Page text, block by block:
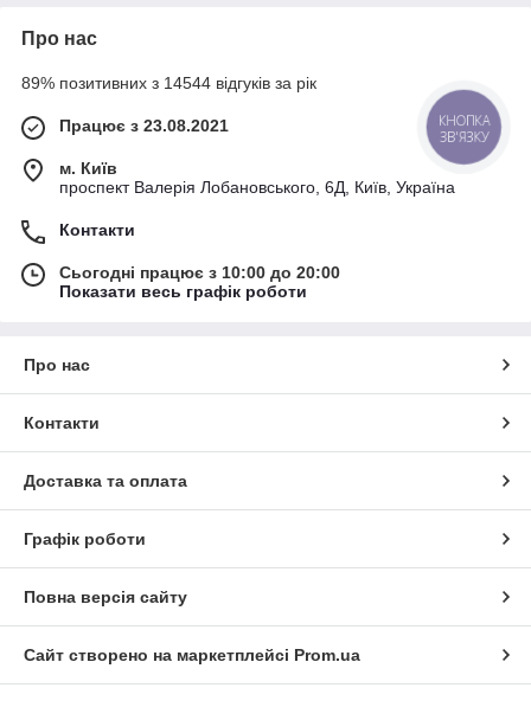
Про нас
89% позитивних з 14544 відгуків за рік
Працює з 23.08.2021
м. Київ
проспект Валерія Лобановського, 6Д, Київ, Україна
Контакти
Сьогодні працює з 10:00 до 20:00
Показати весь графік роботи
Про нас
Контакти
Доставка та оплата
Графік роботи
Повна версія сайту
Сайт створено на маркетплейсі Prom.ua
КНОПКА
ЗВ'ЯЗКУ